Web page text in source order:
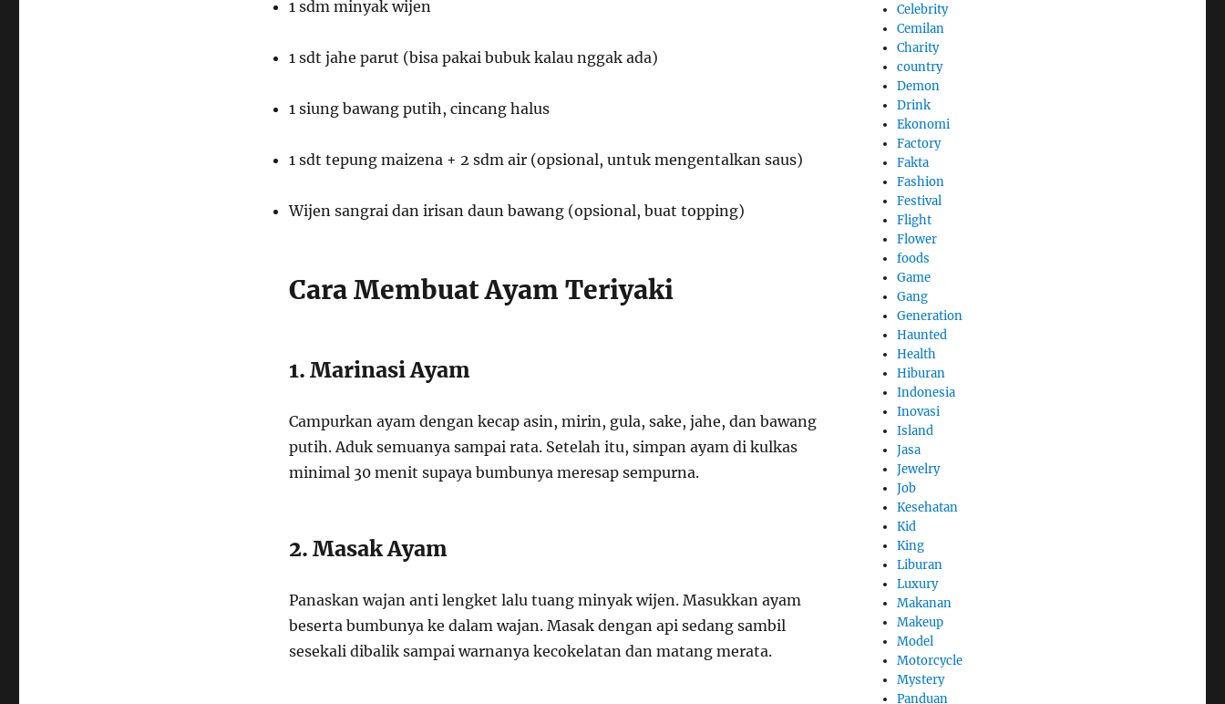
1 sdm minyak wijen
1 sdt jahe parut (bisa pakai bubuk kalau nggak ada)
1 siung bawang putih, cincang halus
1 sdt tepung maizena + 2 sdm air (opsional, untuk mengentalkan saus)
Wijen sangrai dan irisan daun bawang (opsional, buat topping)
Cara Membuat Ayam Teriyaki
1. Marinasi Ayam
Campurkan ayam dengan kecap asin, mirin, gula, sake, jahe, dan bawang
putih. Aduk semuanya sampai rata. Setelah itu, simpan ayam di kulkas
minimal 30 menit supaya bumbunya meresap sempurna.
2. Masak Ayam
Panaskan wajan anti lengket lalu tuang minyak wijen. Masukkan ayam
beserta bumbunya ke dalam wajan. Masak dengan api sedang sambil
sesekali dibalik sampai warnanya kecokelatan dan matang merata.
Celebrity
Cemilan
Charity
country
Demon
Drink
Ekonomi
Factory
Fakta
Fashion
Festival
Flight
Flower
foods
Game
Gang
Generation
Haunted
Health
Hiburan
Indonesia
Inovasi
Island
Jasa
Jewelry
Job
Kesehatan
Kid
King
Liburan
Luxury
Makanan
Makeup
Model
Motorcycle
Mystery
Panduan